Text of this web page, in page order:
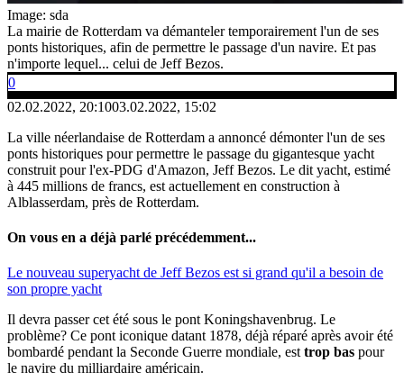
Image: sda
La mairie de Rotterdam va démanteler temporairement l'un de ses
ponts historiques, afin de permettre le passage d'un navire. Et pas
n'importe lequel... celui de Jeff Bezos.
0
02.02.2022, 20:1003.02.2022, 15:02
La ville néerlandaise de Rotterdam a annoncé démonter l'un de ses
ponts historiques pour permettre le passage du gigantesque yacht
construit pour l'ex-PDG d'Amazon, Jeff Bezos. Le dit yacht, estimé
à 445 millions de francs, est actuellement en construction à
Alblasserdam, près de Rotterdam.
On vous en a déjà parlé précédemment...
Le nouveau superyacht de Jeff Bezos est si grand qu'il a besoin de
son propre yacht
Il devra passer cet été sous le pont Koningshavenbrug. Le
problème? Ce pont iconique datant 1878, déjà réparé après avoir été
bombardé pendant la Seconde Guerre mondiale, est trop bas pour
le navire du milliardaire américain.